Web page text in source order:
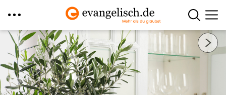
Direkt
zum
Inhalt
Nächstes Bild